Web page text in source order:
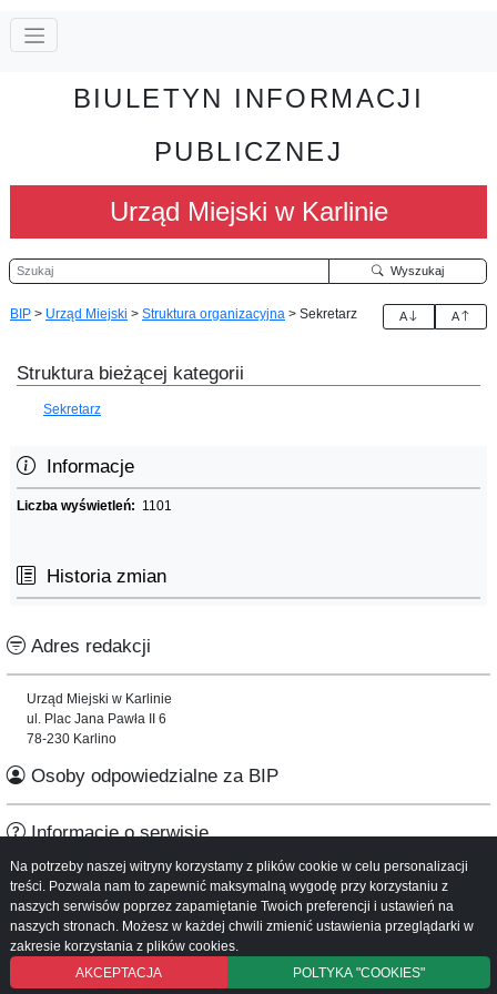
BIULETYN INFORMACJI
PUBLICZNEJ
Urząd Miejski w Karlinie
Szukaj Wyszukaj
BIP > Urząd Miejski > Struktura organizacyjna > Sekretarz A A
Struktura bieżącej kategorii
Sekretarz
Informacje
Liczba wyświetleń: 1101
Historia zmian
Adres redakcji
Urząd Miejski w Karlinie
ul. Plac Jana Pawła II 6
78-230 Karlino
Osoby odpowiedzialne za BIP
Informacje o serwisie
Mapa serwisu
Instrukcja obsługi
Na potrzeby naszej witryny korzystamy z plików cookie w celu personalizacji
treści. Pozwala nam to zapewnić maksymalną wygodę przy korzystaniu z
naszych serwisów poprzez zapamiętanie Twoich preferencji i ustawień na
naszych stronach. Możesz w każdej chwili zmienić ustawienia przeglądarki w
zakresie korzystania z plików cookies.
AKCEPTACJA
POLTYKA "COOKIES"